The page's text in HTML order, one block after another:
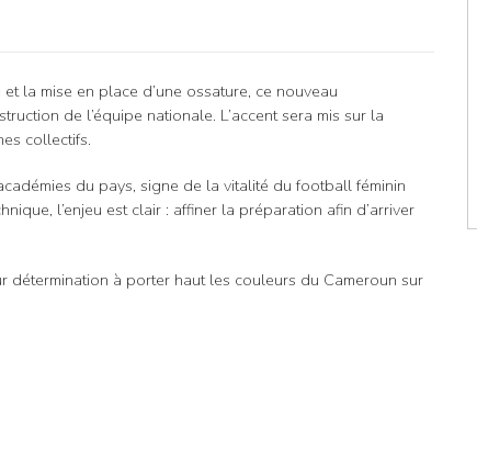
la mise en place d’une ossature, ce nouveau
de l’équipe nationale. L’accent sera mis sur la
collectifs.
du pays, signe de la vitalité du football féminin
l’enjeu est clair : affiner la préparation afin d’arriver
à porter haut les couleurs du Cameroun sur